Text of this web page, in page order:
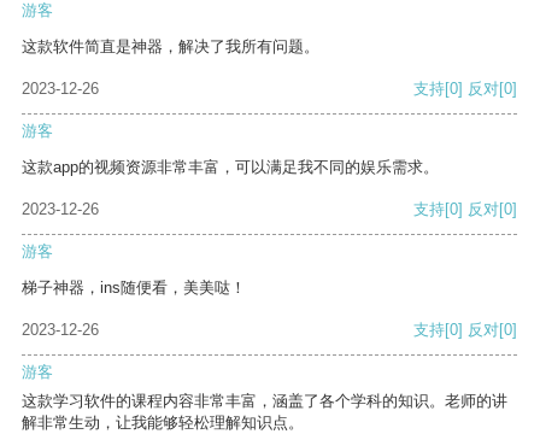
游客
这款软件简直是神器，解决了我所有问题。
2023-12-26 支持[0] 反对[0]
游客
这款app的视频资源非常丰富，可以满足我不同的娱乐需求。
2023-12-26 支持[0] 反对[0]
游客
梯子神器，ins随便看，美美哒！
2023-12-26 支持[0] 反对[0]
游客
这款学习软件的课程内容非常丰富，涵盖了各个学科的知识。老师的讲
解非常生动，让我能够轻松理解知识点。